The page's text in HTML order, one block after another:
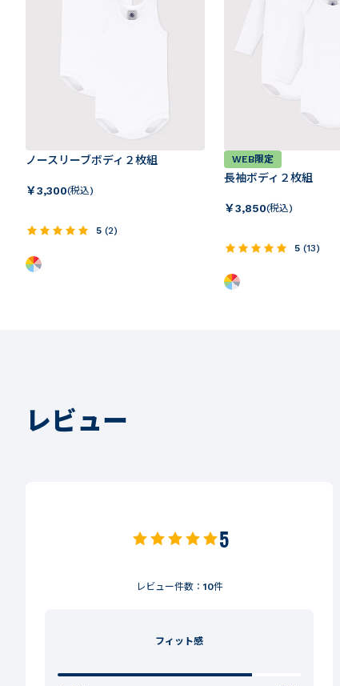
ノースリーブボディ２枚組
￥3,300(税込)
5 (2)
WEB限定
長袖ボディ２枚組
￥3,850(税込)
5 (13)
レビュー
5
レビュー件数： 10件
フィット感